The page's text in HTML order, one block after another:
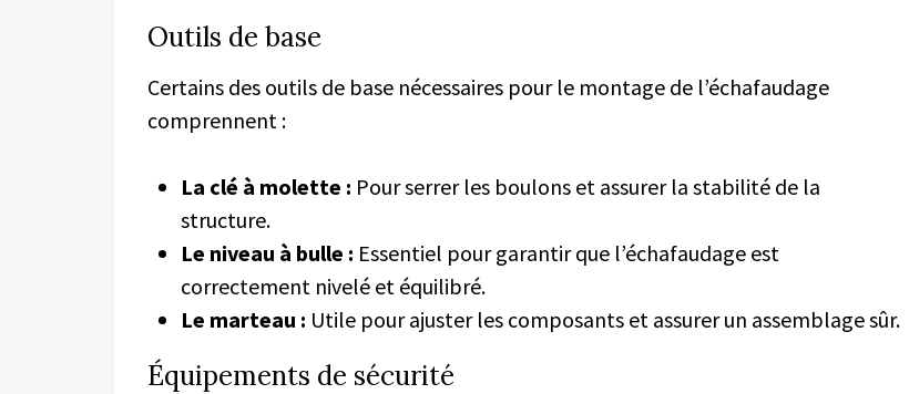
Outils de base
Certains des outils de base nécessaires pour le montage de l’échafaudage
comprennent :
La clé à molette : Pour serrer les boulons et assurer la stabilité de la
structure.
Le niveau à bulle : Essentiel pour garantir que l’échafaudage est
correctement nivelé et équilibré.
Le marteau : Utile pour ajuster les composants et assurer un assemblage sûr.
Équipements de sécurité